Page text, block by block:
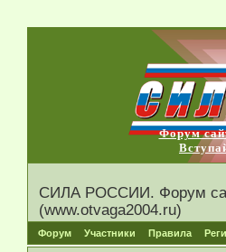
Форум
СИЛА РОССИИ. Форум
(www.otvaga2004.ru)
Форум Участники Правила